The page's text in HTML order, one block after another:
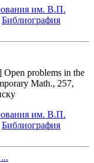
им. В.П.
Библиография
Open problems in the
Math., 257,
им. В.П.
Библиография